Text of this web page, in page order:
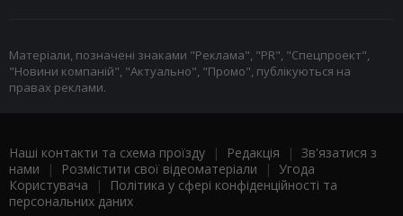
Матеріали, позначені знаками "Реклама", "PR", "Спецпроект",
"Новини компаній", "Актуально", "Промо", публікуються на
правах реклами.
Наші контакти та схема проїзду | Редакція | Зв'язатися з
нами | Розмістити свої відеоматеріали | Угода
Користувача |
Політика у сфері конфіденційності та
персональних даних